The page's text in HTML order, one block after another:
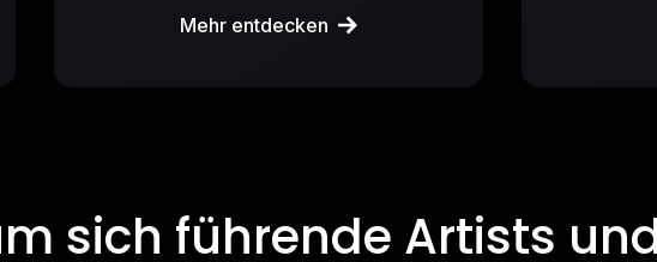
Mehr entdecken
sich führende Artists